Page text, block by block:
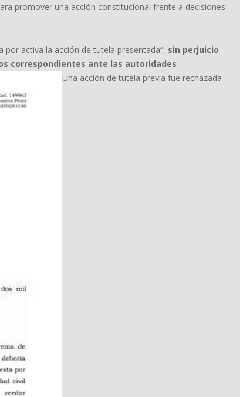
promover una acción constitucional frente a decisiones
por activa la acción de tutela presentada”, sin perjuicio
correspondientes ante las autoridades
Una acción de tutela previa fue rechazada